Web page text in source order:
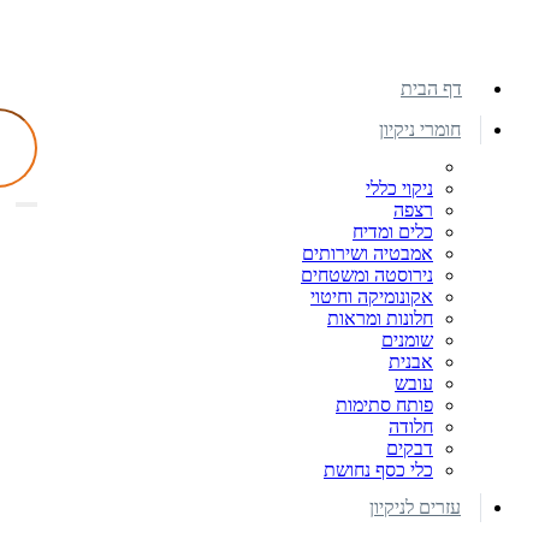
דף הבית
חומרי ניקיון
ניקוי כללי
רצפה
כלים ומדיח
אמבטיה ושירותים
נירוסטה ומשטחים
אקונומיקה וחיטוי
חלונות ומראות
שומנים
אבנית
עובש
פותח סתימות
חלודה
דבקים
כלי כסף נחושת
עזרים לניקיון